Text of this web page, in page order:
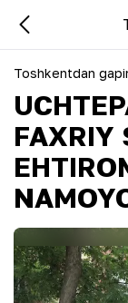
Toshkentdan
FAXRIY